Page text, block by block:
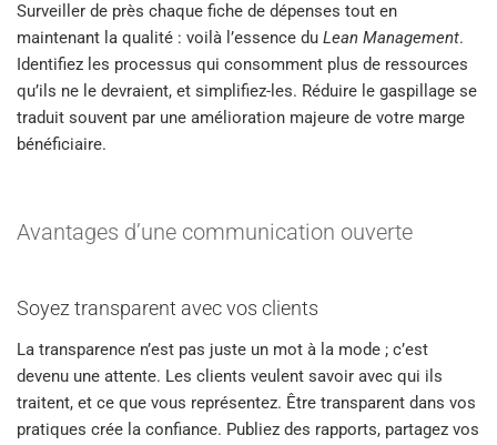
Surveiller de près chaque fiche de dépenses tout en
maintenant la qualité : voilà l’essence du Lean Management.
Identifiez les processus qui consomment plus de ressources
qu’ils ne le devraient, et simplifiez-les. Réduire le gaspillage se
traduit souvent par une amélioration majeure de votre marge
bénéficiaire.
Avantages d’une communication ouverte
Soyez transparent avec vos clients
La transparence n’est pas juste un mot à la mode ; c’est
devenu une attente. Les clients veulent savoir avec qui ils
traitent, et ce que vous représentez. Être transparent dans vos
pratiques crée la confiance. Publiez des rapports, partagez vos